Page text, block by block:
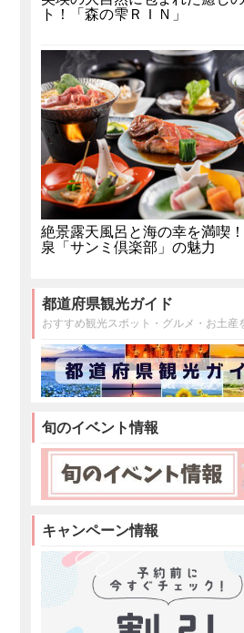
ト！「森の雫ＲＩＮ」
絶景露天風呂と海の幸を満喫
泉「サンミ倶楽部」の魅力
都道府県観光ガイド
おすすめ観光スポット・グルメ・お土産
旬のイベント情報
キャンペーン情報